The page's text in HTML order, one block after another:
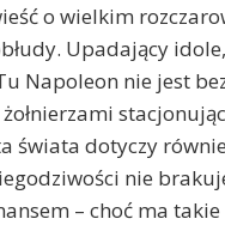
o wielkim
Upadający
Napoleon nie jest
świata dotyczy
nie
– choć ma takie